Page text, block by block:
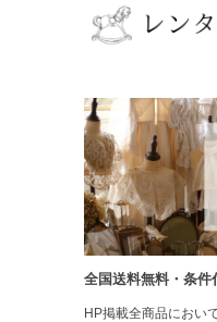
全国送料無料・条件
HP掲載全商品におい